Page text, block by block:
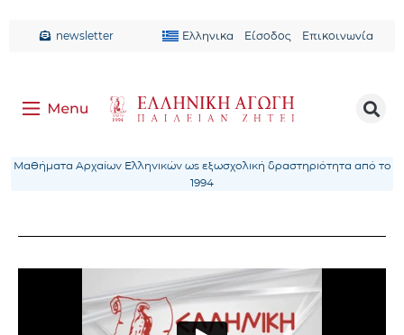
newsletter Ελληνικα Είσοδος Επικοινωνία
Μαθήματα Αρχαίων Ελληνικών ως εξωσχολική δραστηριότητα από το
1994